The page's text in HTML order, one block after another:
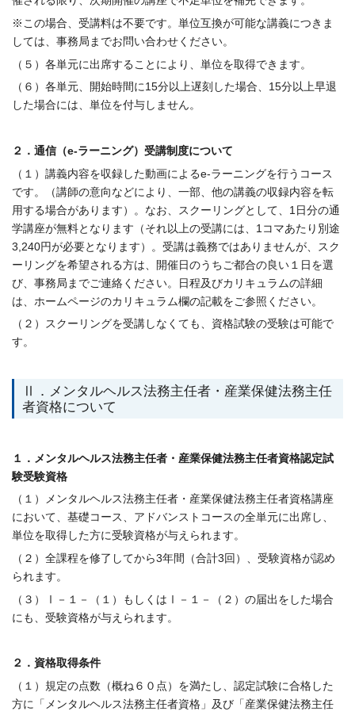
※この場合、受講料は不要です。単位互換が可能な講義につきま
しては、事務局までお問い合わせください。
（５）各単元に出席することにより、単位を取得できます。
（６）各単元、開始時間に15分以上遅刻した場合、15分以上早退
した場合には、単位を付与しません。
２．通信（e-ラーニング）受講制度について
（１）講義内容を収録した動画によるe-ラーニングを行うコース
です。（講師の意向などにより、一部、他の講義の収録内容を転
用する場合があります）。なお、スクーリングとして、1日分の通
学講座が無料となります（それ以上の受講には、1コマあたり別途
3,240円が必要となります）。受講は義務ではありませんが、スク
ーリングを希望される方は、開催日のうちご都合の良い１日を選
び、事務局までご連絡ください。日程及びカリキュラムの詳細
は、ホームページのカリキュラム欄の記載をご参照ください。
（２）スクーリングを受講しなくても、資格試験の受験は可能で
す。
Ⅱ．メンタルヘルス法務主任者・産業保健法務主任
者資格について
１．メンタルヘルス法務主任者・産業保健法務主任者資格認定試
験受験資格
（１）メンタルヘルス法務主任者・産業保健法務主任者資格講座
において、基礎コース、アドバンストコースの全単元に出席し、
単位を取得した方に受験資格が与えられます。
（２）全課程を修了してから3年間（合計3回）、受験資格が認め
られます。
（３）Ⅰ－１－（１）もしくはⅠ－１－（２）の届出をした場合
にも、受験資格が与えられます。
２．資格取得条件
（１）規定の点数（概ね６０点）を満たし、認定試験に合格した
方に「メンタルヘルス法務主任者資格」及び「産業保健法務主任